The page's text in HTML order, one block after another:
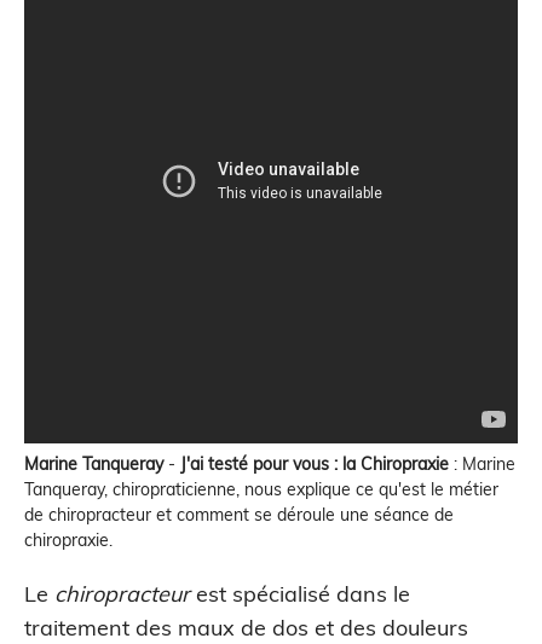
Marine Tanqueray- J'ai testé pour vous : la Chiropraxie : Marine
Tanqueray, chiropraticienne, nous explique ce qu'est le métier
de chiropracteur et comment se déroule une séance de
chiropraxie.
Le chiropracteurest spécialisé dans le
traitement des maux de dos et des douleurs